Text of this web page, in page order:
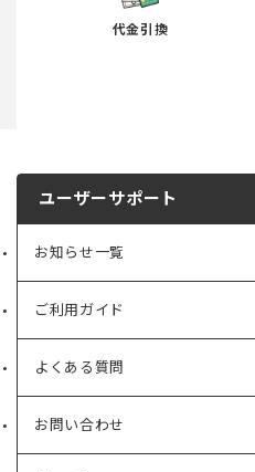
代金引換
ユーザーサポート
お知らせ一覧
ご利用ガイド
よくある質問
お問い合わせ